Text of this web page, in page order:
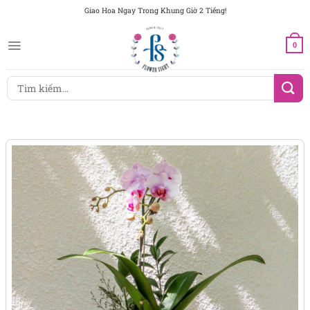
dung
Giao Hoa Ngay Trong Khung Giờ 2 Tiếng!
0
Tìm
kiếm: